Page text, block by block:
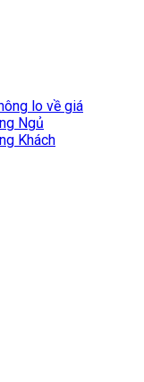
lo về giá
Ngủ
Khách